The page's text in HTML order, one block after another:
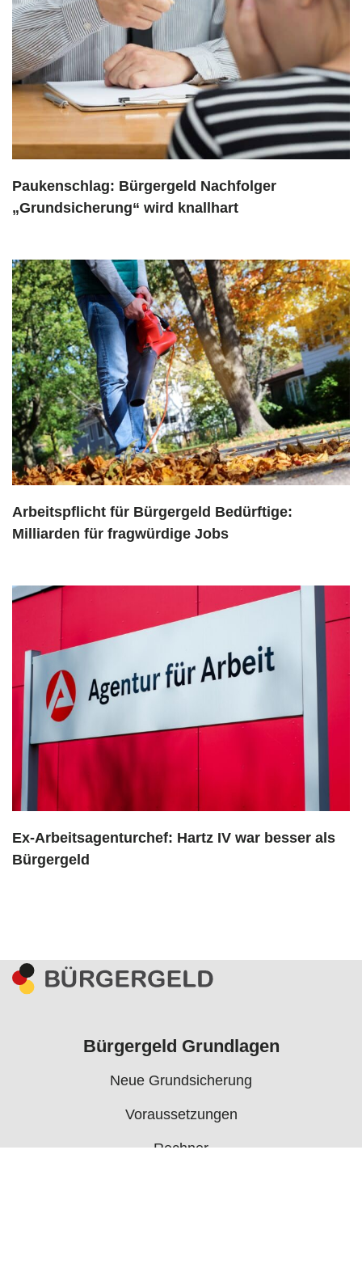
Paukenschlag: Bürgergeld Nachfolger
„Grundsicherung“ wird knallhart
Arbeitspflicht für Bürgergeld Bedürftige:
Milliarden für fragwürdige Jobs
Ex-Arbeitsagenturchef: Hartz IV war besser als
Bürgergeld
Bürgergeld Grundlagen
Neue Grundsicherung
Voraussetzungen
Rechner